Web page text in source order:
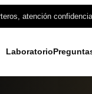
atención
Laboratorio